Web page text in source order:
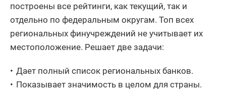
построены все рейтинги, как текущий, так и
отдельно по федеральным округам. Топ всех
региональных финучреждений не учитывает их
местоположение. Решает две задачи:
Дает полный список региональных банков.
Показывает значимость в целом для страны.